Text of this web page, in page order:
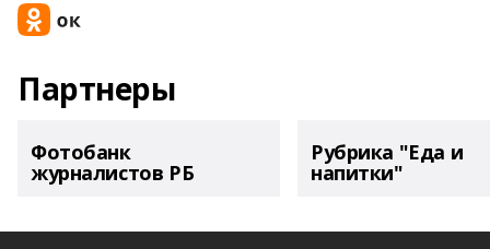
Партнеры
Фотобанк
журналистов РБ
Рубрика "Еда и
напитки"